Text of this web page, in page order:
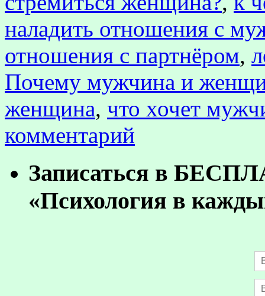
наладить отношения с
отношения с партнёром,
Почему мужчина и
женщина, что хочет
комментарий
Записаться в
«Психология в